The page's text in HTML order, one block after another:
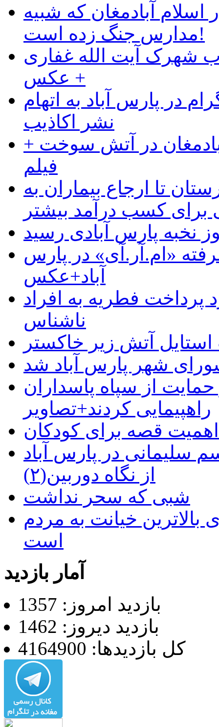
آبادمغان که شبیه
مدارس جنگ زده است!
شهرک آیت الله غفاری
+ عکس
در پارس آباد به اتهام
نشر اکاذیب
در آتش سوخت +
فیلم
تا ارجاع بیماران به
کسب درآمد بیشتر
نخبه پارس آبادی رسید
«ام.آر.آی» در پارس
آباد+عکس
پرداخت فطریه به افراد
ناشناس
آتش زیر خاکستر
شهر پارس آباد شد
از سپاه پاسداران
راهپیمایی کردند+تصاویر
سلیمانی در پارس آباد
از نگاه دوربین(۲)
شبی که سحر نداشت
خیانت به مردم
است
آمار بازدید
بازدید امروز: 1357
بازدید دیروز: 1462
کل بازدیدها: 4164900